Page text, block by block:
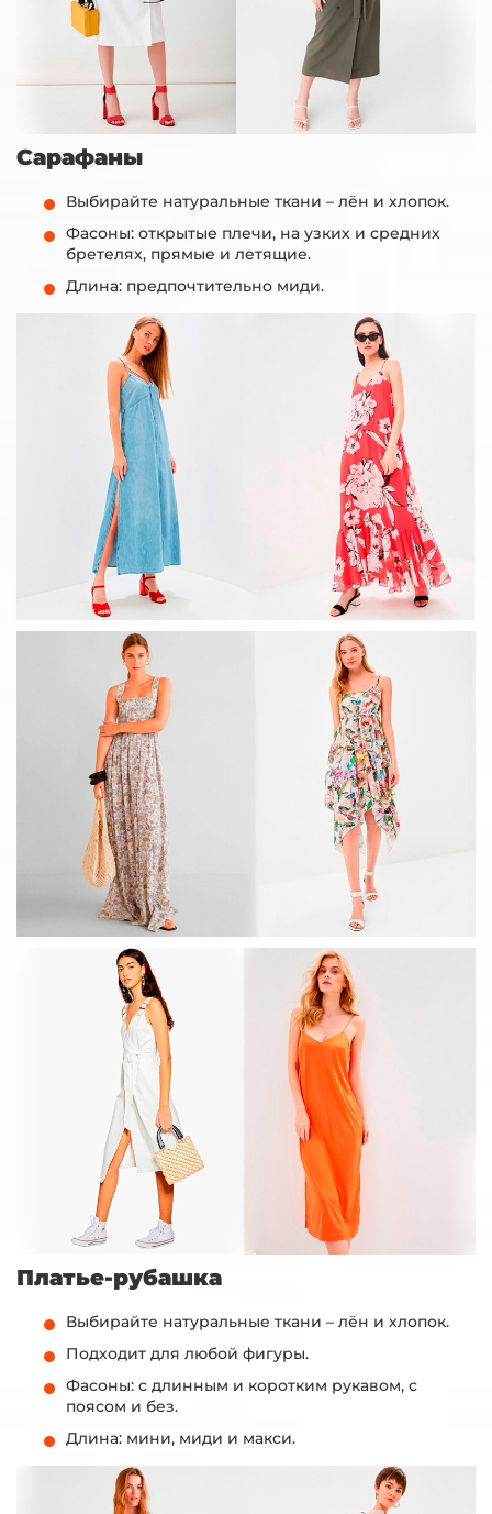
Сарафаны
Выбирайте натуральные ткани – лён и хлопок.
Фасоны: открытые плечи, на узких и средних
бретелях, прямые и летящие.
Длина: предпочтительно миди.
Платье-рубашка
Выбирайте натуральные ткани – лён и хлопок.
Подходит для любой фигуры.
Фасоны: с длинным и коротким рукавом, с
поясом и без.
Длина: мини, миди и макси.